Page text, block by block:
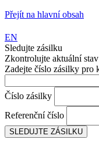
Přejít na hlavní obsah
EN
Sledujte zásilku
Zkontrolujte aktuální
Zadejte číslo zásilky pro
Číslo zásilky
Referenční číslo